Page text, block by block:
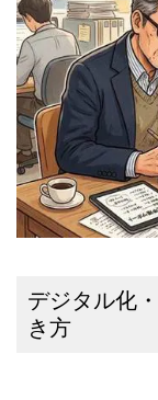
デジタル化
き方